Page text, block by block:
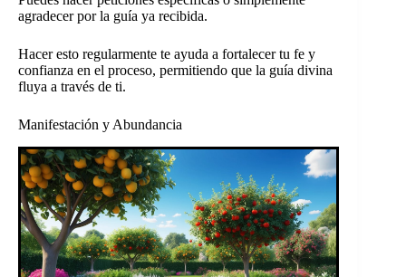
agradecer por la guía ya recibida.
Hacer esto regularmente te ayuda a fortalecer tu fe y
confianza en el proceso, permitiendo que la guía divina
fluya a través de ti.
Manifestación y Abundancia